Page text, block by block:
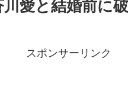
愛と結婚前に
スポンサーリンク